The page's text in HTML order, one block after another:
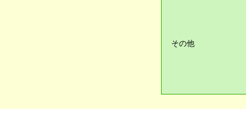
その他